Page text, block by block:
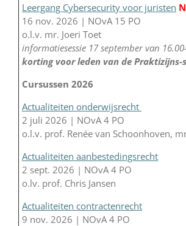
Leergang Cybersecurity voor juristen
16 nov. 2026 | NOvA 15 PO
o.l.v. mr. Joeri Toet
informatiesessie 17 september van
korting voor leden van de Praktizijns-
Cursussen 2026
Actualiteiten onderwijsrecht
2 juli 2026 | NOvA 4 PO
o.l.v. prof. Renée van Schoonhoven,
Actualiteiten aanbestedingsrecht
2 sept. 2026 | NOvA 4 PO
o.lv. prof. Chris Jansen
Actualiteiten contractenrecht
9 nov. 2026 | NOvA 4 PO